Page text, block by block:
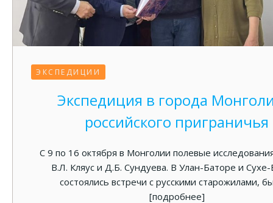
ЭКСПЕДИЦИИ
Экспедиция в города
российского приграничья
С 9 по 16 октября в Монголии полевые
В.Л. Кляус и Д.Б. Сундуева. В Улан-Баторе и
состоялись встречи с русскими старожилами,
[подробнее]